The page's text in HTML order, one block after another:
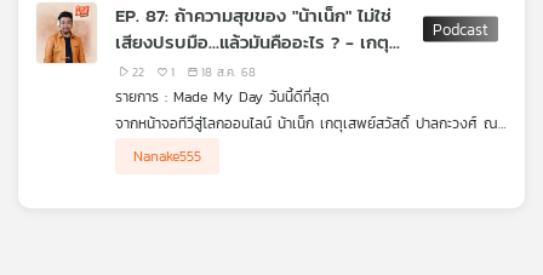
สต์
EP. 87: ถ้าความสุขของ "น้าเน็ก" ไม่ใช่
เสียงปรบมือ…แล้วมันคืออะไร ? - เกตุ
เสพย์สวัสดิ์ ปาลกะวงศ์ ณ อยุธยา
22 1 18 ส.ค. 68
รายการ : Made My Day วันนี้ดีที่สุด
จากหน้าจอทีวีสู่โลกออนไลน์ น้าเน็ก เกตุเสพย์สวัสดิ์ ปาลกะวงศ์ ณ
ความท้าทาย ในวันที่คอนเทนต์ล้นโลก เขายังคงยึดมั่นในงานที่รัก แม้
หลังความสำเร็จคือความพยายามปรับตัวไม่หยุด และความฝันถึง
Nanake555